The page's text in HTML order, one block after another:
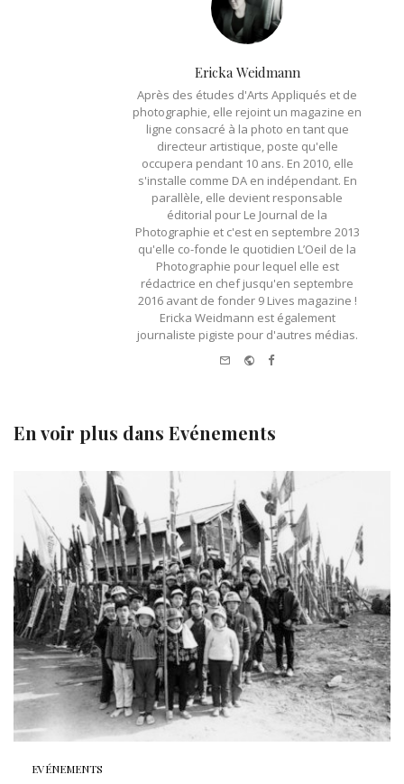
Ericka Weidmann
Après des études d'Arts Appliqués et de
photographie, elle rejoint un magazine en
ligne consacré à la photo en tant que
directeur artistique, poste qu'elle
occupera pendant 10 ans. En 2010, elle
s'installe comme DA en indépendant. En
parallèle, elle devient responsable
éditorial pour Le Journal de la
Photographie et c'est en septembre 2013
qu'elle co-fonde le quotidien L’Oeil de la
Photographie pour lequel elle est
rédactrice en chef jusqu'en septembre
2016 avant de fonder 9 Lives magazine !
Ericka Weidmann est également
journaliste pigiste pour d'autres médias.
e-mail Website
Facebook
En voir plus dans Evénements
EVÉNEMENTS